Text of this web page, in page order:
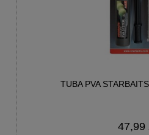
TUBA PVA
47,99